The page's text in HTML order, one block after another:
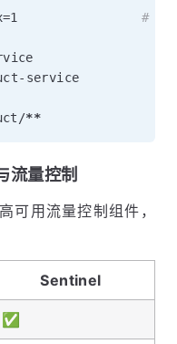
# 去
- service
**
量控制
可用流量控制组件，
Sentinel
✅